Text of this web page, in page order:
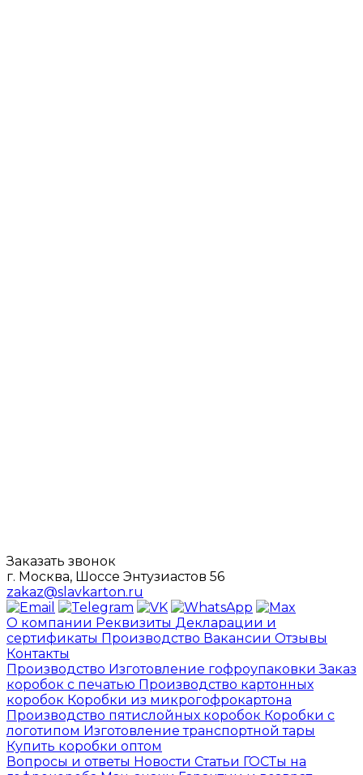
Заказать звонок
г. Москва, Шоссе Энтузиастов 56
zakaz@slavkarton.ru
О компании Реквизиты Декларации и
сертификаты Производство Вакансии Отзывы
Контакты
Производство Изготовление гофроупаковкиЗаказ
коробок с печатью Производство картонных
коробок Коробки из микрогофрокартона
Производство пятислойных коробок Коробки с
логотипом Изготовление транспортной тары
Купить коробки оптом
Вопросы и ответы Новости Статьи ГОСТы на